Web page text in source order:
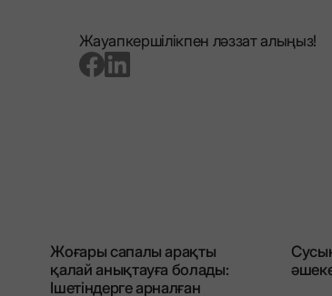
Жауапкершілікпен ләззат алыңыз!
go to facebook page
go to linkedin page
Жоғары сапалы арақты
қалай анықтауға болады:
Ішетіндерге арналған